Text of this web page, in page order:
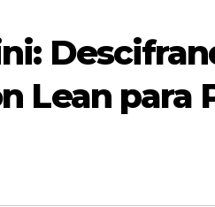
Lean para